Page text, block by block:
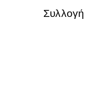
Συλλογή